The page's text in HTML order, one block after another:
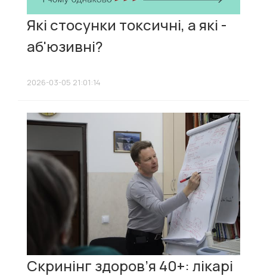
Які стосунки токсичні, а які -
аб'юзивні?
2026-03-05 21:01:14
Скринінг здоров’я 40+: лікарі